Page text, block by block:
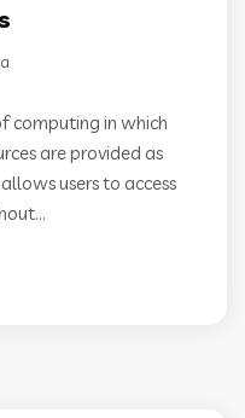
computing in which
are provided as
users to access